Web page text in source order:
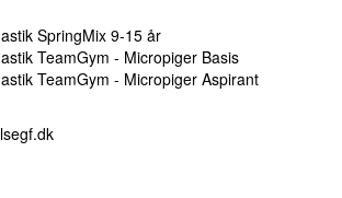
SpringMix 9-15 år
TeamGym - Micropiger Basis
TeamGym - Micropiger Aspirant